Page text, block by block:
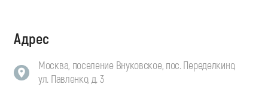
Адрес
Москва, поселение Внуковское, пос. Переделкино,
ул. Павленко, д. 3